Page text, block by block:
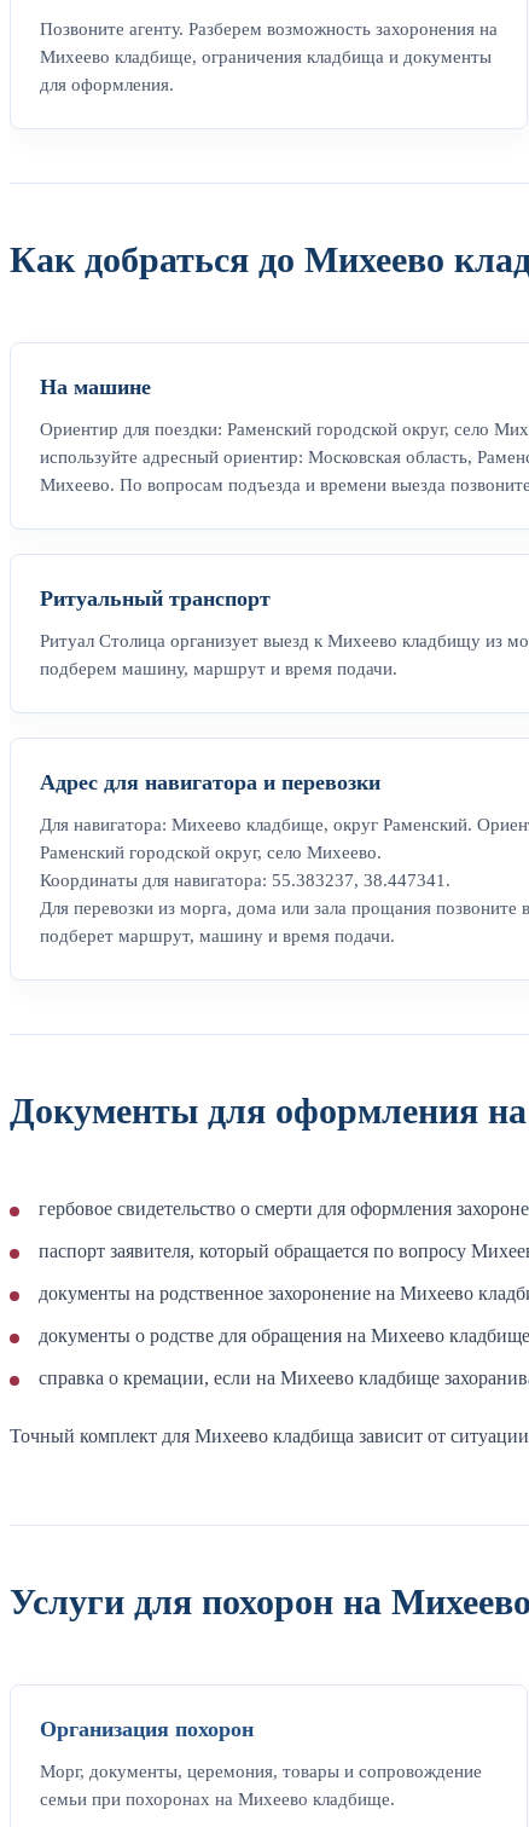
Позвоните агенту. Разберем возможность захоронения на
Михеево кладбище, ограничения кладбища и документы
для оформления.
Как добраться до Михеево
На машине
Ориентир для поездки: Раменский городской округ, село
используйте адресный ориентир: Московская область,
Михеево. По вопросам подъезда и времени выезда позвоните
Ритуальный транспорт
Ритуал Столица организует выезд к Михеево кладбищу из
подберем машину, маршрут и время подачи.
Адрес для навигатора и перевозки
Для навигатора: Михеево кладбище, округ Раменский.
Раменский городской округ, село Михеево.
Координаты для навигатора: 55.383237, 38.447341.
Для перевозки из морга, дома или зала прощания позвоните
подберет маршрут, машину и время подачи.
Документы для оформления
гербовое свидетельство о смерти для оформления
паспорт заявителя, который обращается по вопросу
документы на родственное захоронение на Михеево
документы о родстве для обращения на Михеево
справка о кремации, если на Михеево кладбище
Точный комплект для Михеево кладбища зависит от
Услуги для похорон на
Организация похорон
Морг, документы, церемония, товары и сопровождение
семьи при похоронах на Михеево кладбище.